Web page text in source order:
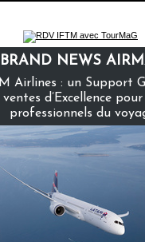
librairie du
BRAND NEWS
Airlines : un Support
ventes d’Excellence pour
professionnels du